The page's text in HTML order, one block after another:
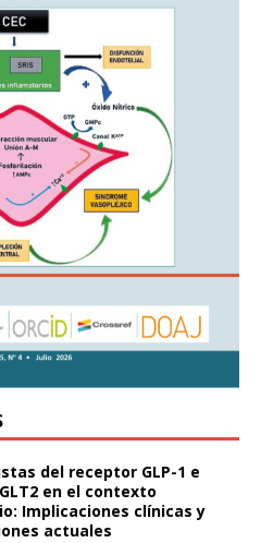
del receptor GLP-1 e
en el contexto
Implicaciones clínicas y
actuales